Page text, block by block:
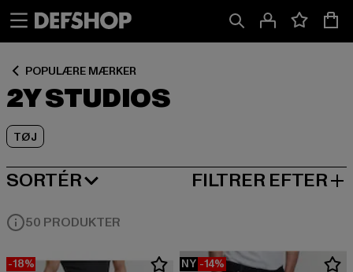
POPULÆRE MÆRKER
2Y STUDIOS
TØJ
SORTÉR
MEST POPULÆRE FILTRER EFTER
50 PRODUKTER
-18% NY -14%